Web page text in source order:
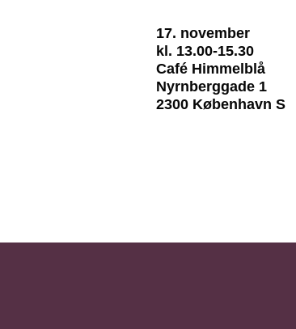
17. november
kl. 13.00-15.30
Café Himmelblå
Nyrnberggade 1
2300 København S